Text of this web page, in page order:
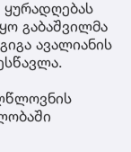
ყურადღებას
გაბაშვილმა
ავალიანის